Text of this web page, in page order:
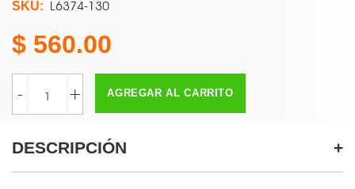
SKU: L6374-130
560.00
- + AGREGAR AL CARRITO
DESCRIPCIÓN